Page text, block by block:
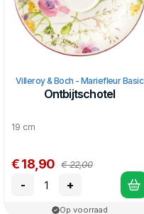
Villeroy & Boch - Mariefleur Basic
Ontbijtschotel
19 cm
€ 18,90 € 22,00
- +
Op voorraad